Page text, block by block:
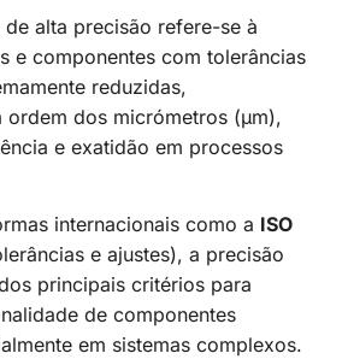
alta precisão refere-se à
e componentes com tolerâncias
reduzidas,
ordem dos micrómetros (μm),
e exatidão em processos
internacionais como a ISO
e ajustes), a precisão
principais critérios para
de componentes
em sistemas complexos.